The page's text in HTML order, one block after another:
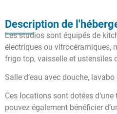
Description de
Les studios sont équipés de
électriques ou vitrocéramiques,
frigo top, vaisselle et ustensiles
Salle d’eau avec douche, lavabo
Ces locations sont dotées
pouvez également bénéficier